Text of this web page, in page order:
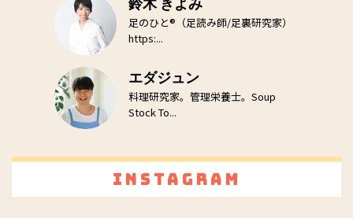
鈴木 きよみ
足のひと®（足読み師/足裏研究家）
https:...
エダジュン
料理研究家。管理栄養士。Soup
Stock To...
Instagram